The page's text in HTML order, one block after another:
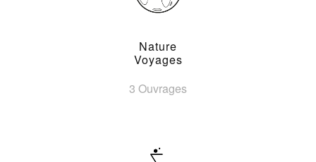
Nature
Voyages
3 Ouvrages